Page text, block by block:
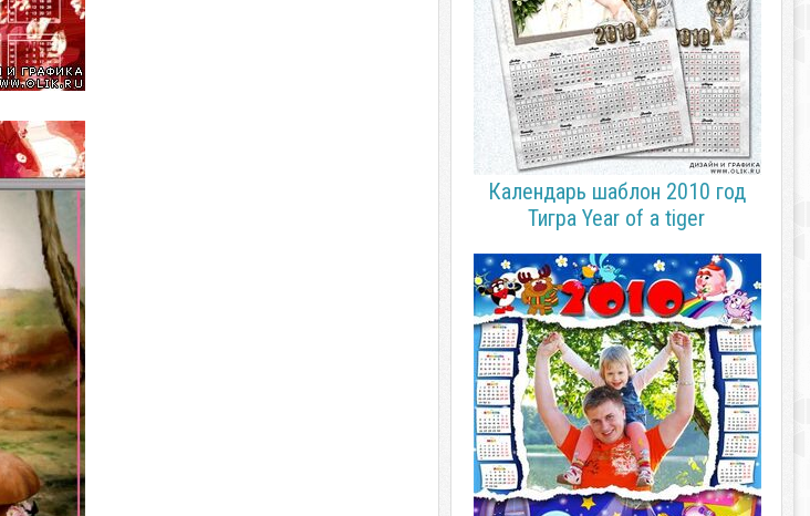
Календарь шаблон 2010 год
Тигра Year of a tiger